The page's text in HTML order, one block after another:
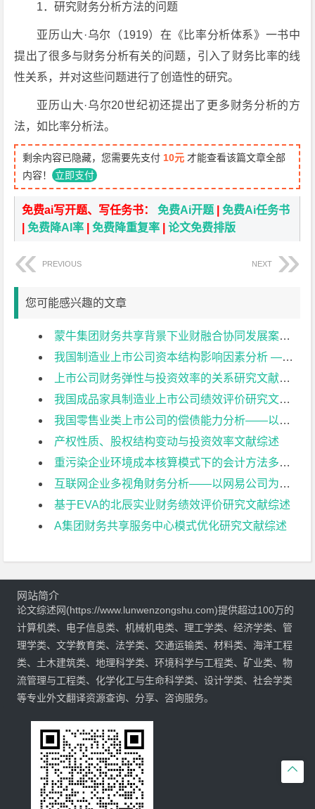
1．研究财务分析方法的问题
亚历山大·乌尔（1919）在《比率分析体系》一书中
提出了很多与财务分析有关的问题，引入了财务比率的线
性关系，并对这些问题进行了创造性的研究。
亚历山大·乌尔20世纪初还提出了更多财务分析的方
法，如比率分析法。
剩余内容已隐藏，您需要先支付 10元 才能查看该篇文章全部
内容！ 立即支付
免费ai写开题、写任务书：免费Ai开题 |免费Ai任务书
|免费降AI率 |免费降重复率 |论文免费排版
PREVIOUS NEXT
您可能感兴趣的文章
蒙牛集团财务共享背景下业财融合协同发展案列研究文献综述
我国制造业上市公司资本结构影响因素分析 ——以汽车制造业A股为例文献综述
上市公司财务弹性与投资效率的关系研究文献综述
我国成品家具制造业上市公司绩效评价研究文献综述
我国零售业类上市公司的偿债能力分析——以苏宁易购为例文献综述
产权性质、股权结构变动与投资效率文献综述
重污染企业环境成本核算模式下的会计方法多元化研究文献综述
互联网企业多视角财务分析——以网易公司为例文献综述
基于EVA的北辰实业财务绩效评价研究文献综述
A集团财务共享服务中心模式优化研究文献综述

网站简介
论文综述网(https://www.lunwenzongshu.com)提供超过100万的
计算机类、电子信息类、机械机电类、理工学类、经济学类、管
理学类、文学教育类、法学类、交通运输类、材料类、海洋工程
类、土木建筑类、地理科学类、环境科学与工程类、矿业类、物
流管理与工程类、化学化工与生命科学类、设计学类、社会学类
等专业外文翻译资源查询、分享、咨询服务。